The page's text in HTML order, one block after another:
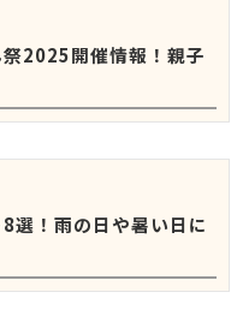
2025開催情報！親子
選！雨の日や暑い日に